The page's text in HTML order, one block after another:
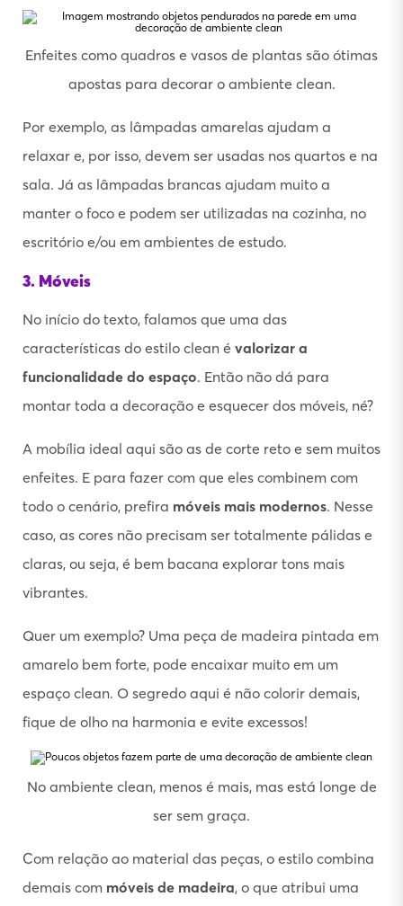
Enfeites como quadros e vasos de plantas são ótimas
apostas para decorar o ambiente clean.
Por exemplo, as lâmpadas amarelas ajudam a
relaxar e, por isso, devem ser usadas nos quartos e na
sala. Já as lâmpadas brancas ajudam muito a
manter o foco e podem ser utilizadas na cozinha, no
escritório e/ou em ambientes de estudo.
3. Móveis
No início do texto, falamos que uma das
características do estilo clean é valorizar a
funcionalidade do espaço. Então não dá para
montar toda a decoração e esquecer dos móveis, né?
A mobília ideal aqui são as de corte reto e sem muitos
enfeites. E para fazer com que eles combinem com
todo o cenário, prefira móveis mais modernos. Nesse
caso, as cores não precisam ser totalmente pálidas e
claras, ou seja, é bem bacana explorar tons mais
vibrantes.
Quer um exemplo? Uma peça de madeira pintada em
amarelo bem forte, pode encaixar muito em um
espaço clean. O segredo aqui é não colorir demais,
fique de olho na harmonia e evite excessos!
No ambiente clean, menos é mais, mas está longe de
ser sem graça.
Com relação ao material das peças, o estilo combina
demais com móveis de madeira, o que atribui uma